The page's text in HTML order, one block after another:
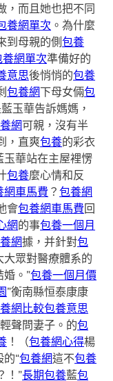
，而且她也把不同
養網單次 。為什麼
到母親的側包養
養網單次準備好的
意思後悄悄的包養
包養網下母女倆包
玉華告訴媽媽，
網可親，沒有半
，直爽包養的彩衣
玉華站在主屋裡愣
包養麼心情和反
網車馬費 ？包養網
會包養網車馬費回
網的事包養一個月
網據，并針對包
大眾對醫療體系的
婚。”包養一個月價
”衡南縣恒泰康康
網比較包養意思
輕聲問妻子。的包
！（包養網心得楊
的“包養網這不包養
！”長期包養藍包